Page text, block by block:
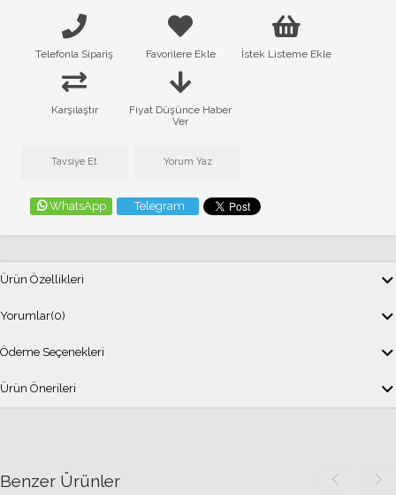
Telefonla Sipariş Favorilere Ekle İstek Listeme Ekle
Karşılaştır
Fiyat Düşünce Haber
Ver
Tavsiye Et Yorum Yaz
WhatsApp Telegram
Ürün Özellikleri
Yorumlar(0)
Ödeme Seçenekleri
Ürün Önerileri
Benzer Ürünler